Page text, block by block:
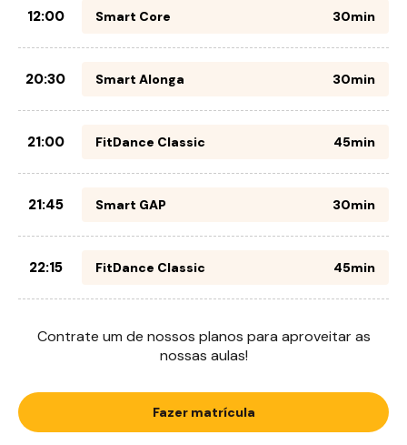
12:00 Smart Core 30min
20:30 Smart Alonga 30min
21:00 FitDance Classic 45min
21:45 Smart GAP 30min
22:15 FitDance Classic 45min
Contrate um de nossos planos para aproveitar as
nossas aulas!
Fazer matrícula